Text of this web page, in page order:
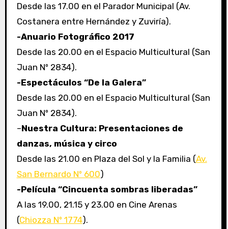
Desde las 17.00 en el Parador Municipal (Av.
Costanera entre Hernández y Zuviría).
-Anuario Fotográfico 2017
Desde las 20.00 en el Espacio Multicultural (San
Juan Nº 2834).
-Espectáculos “De la Galera”
Desde las 20.00 en el Espacio Multicultural (San
Juan Nº 2834).
–Nuestra Cultura: Presentaciones de
danzas, música y circo
Desde las 21.00 en Plaza del Sol y la Familia (Av.
San Bernardo Nº 600)
-Película “Cincuenta sombras liberadas”
A las 19.00, 21.15 y 23.00 en Cine Arenas
(Chiozza Nº 1774).